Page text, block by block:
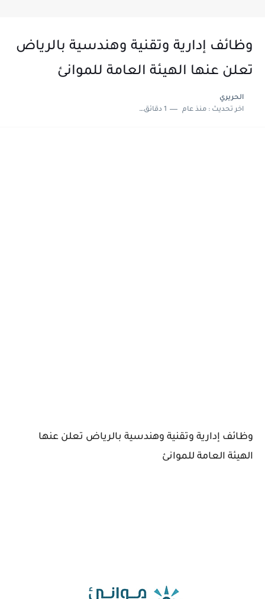
وظائف إدارية وتقنية وهندسية بالرياض
تعلن عنها الهيئة العامة للموانئ
الحريري
اخر تحديث :منذ عام 1 دقائق للقراءة
وظائف إدارية وتقنية وهندسية بالرياض تعلن عنها
الهيئة العامة للموانئ